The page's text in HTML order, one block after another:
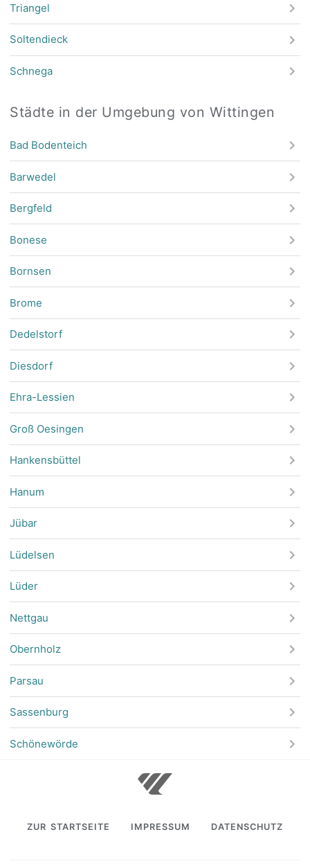
Triangel
Soltendieck
Schnega
Städte in der Umgebung von Wittingen
Bad Bodenteich
Barwedel
Bergfeld
Bonese
Bornsen
Brome
Dedelstorf
Diesdorf
Ehra-Lessien
Groß Oesingen
Hankensbüttel
Hanum
Jübar
Lüdelsen
Lüder
Nettgau
Obernholz
Parsau
Sassenburg
Schönewörde
ZUR STARTSEITE IMPRESSUM DATENSCHUTZ